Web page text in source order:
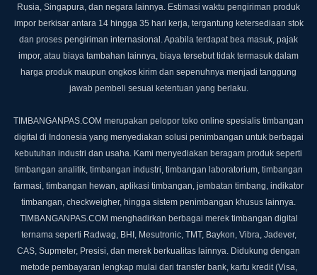
Rusia, Singapura, dan negara lainnya.
Estimasi waktu pengiriman produk
impor berkisar antara 14 hingga 35 hari kerja, tergantung ketersediaan stok
dan proses pengiriman internasional. Apabila terdapat bea masuk, pajak
impor, atau biaya tambahan lainnya, biaya tersebut tidak termasuk dalam
harga produk maupun ongkos kirim dan sepenuhnya menjadi tanggung
jawab pembeli sesuai ketentuan yang berlaku.
TIMBANGANPAS.COM merupakan pelopor toko online spesialis timbangan
digital di Indonesia yang menyediakan solusi penimbangan untuk berbagai
kebutuhan industri dan usaha. Kami menyediakan beragam produk seperti
timbangan analitik, timbangan industri, timbangan laboratorium, timbangan
farmasi, timbangan hewan, aplikasi timbangan, jembatan timbang, indikator
timbangan, checkweigher, hingga sistem penimbangan khusus lainnya.
TIMBANGANPAS.COM menghadirkan berbagai merek timbangan digital
ternama seperti Radwag, BHI, Mesutronic, TMT, Baykon, Vibra, Jadever,
CAS, Supmeter, Presisi, dan merek berkualitas lainnya. Didukung dengan
metode pembayaran lengkap mulai dari transfer bank, kartu kredit (Visa,